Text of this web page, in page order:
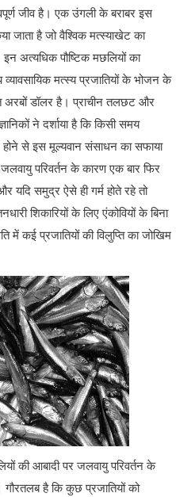
जीव है। एक उंगली के बराबर इस
जाता है जो वैश्विक मत्स्याखेट का
अत्यधिक पौष्टिक मछलियों का
मत्स्य प्रजातियों के भोजन के
अरबों डॉलर है। प्राचीन तलछट और
ने दर्शाया है कि किसी समय
होने से इस मूल्यवान संसाधन का सफाया
परिवर्तन के कारण एक बार फिर
यदि समुद्र ऐसे ही गर्म होते रहे तो
शिकारियों के लिए एंकोवियों के बिना
में कई प्रजातियों की विलुप्ति का जोखिम
की आबादी पर जलवायु परिवर्तन के
गौरतलब है कि कुछ प्रजातियों को